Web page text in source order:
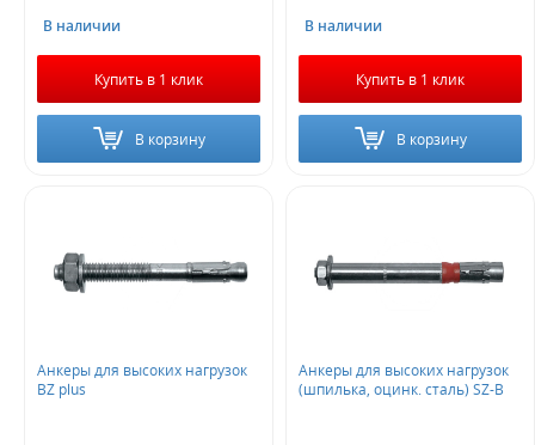
В наличии
Купить в 1 клик
В корзину
В наличии
Купить в 1 клик
В корзину
Анкеры для высоких нагрузок
BZ plus
Анкеры для высоких нагрузок
(шпилька, оцинк. сталь) SZ-В